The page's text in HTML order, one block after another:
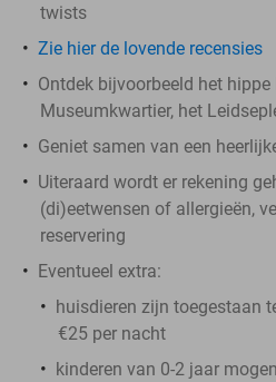
twists
Zie hier de lovende recensies
Ontdek bijvoorbeeld het
Museumkwartier, het
Geniet samen van een
Uiteraard wordt er rekening
(di)eetwensen of allergieën,
reservering
Eventueel extra:
huisdieren zijn toegestaan
€25 per nacht
kinderen van 0-2 jaar